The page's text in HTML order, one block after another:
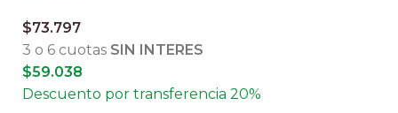
$73.797
3 o 6 cuotas SIN INTERES
$59.038
Descuento por transferencia 20%